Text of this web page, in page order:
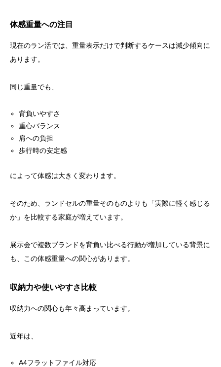
体感重量への注目
現在のラン活では、重量表示だけで判断するケースは減少傾向に
あります。
同じ重量でも、
背負いやすさ
重心バランス
肩への負担
歩行時の安定感
によって体感は大きく変わります。
そのため、ランドセルの重量そのものよりも「実際に軽く感じる
か」を比較する家庭が増えています。
展示会で複数ブランドを背負い比べる行動が増加している背景に
も、この体感重量への関心があります。
収納力や使いやすさ比較
収納力への関心も年々高まっています。
近年は、
A4フラットファイル対応